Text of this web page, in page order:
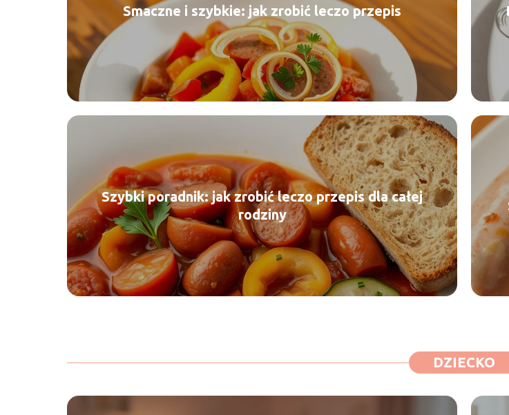
Smaczne i szybkie: jak zrobić leczo przepis
Szybki poradnik: jak zrobić leczo przepis dla całej
rodziny
DZIECKO